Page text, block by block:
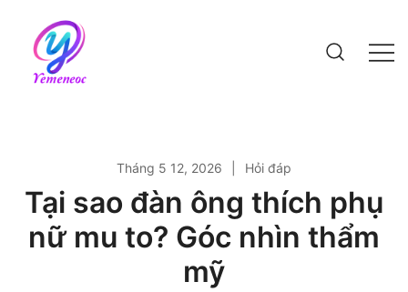
content
Tháng 5 12, 2026 Hỏi đáp
Tại sao đàn ông thích phụ
nữ mu to? Góc nhìn thẩm
mỹ